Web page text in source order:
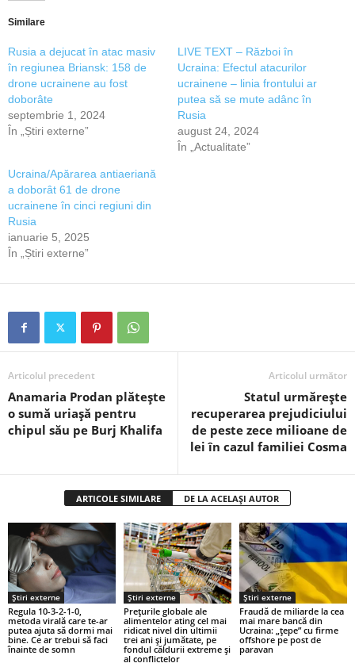
Similare
Rusia a dejucat în atac masiv
în regiunea Briansk: 158 de
drone ucrainene au fost
doborâte
septembrie 1, 2024
În „Știri externe”
LIVE TEXT – Război în
Ucraina: Efectul atacurilor
ucrainene – linia frontului ar
putea să se mute adânc în
Rusia
august 24, 2024
În „Actualitate”
Ucraina/Apărarea antiaeriană
a doborât 61 de drone
ucrainene în cinci regiuni din
Rusia
ianuarie 5, 2025
În „Știri externe”
Articolul precedent
Anamaria Prodan plătește
o sumă uriașă pentru
chipul său pe Burj Khalifa
Articolul următor
Statul urmărește
recuperarea prejudiciului
de peste zece milioane de
lei în cazul familiei Cosma
ARTICOLE SIMILARE DE LA ACELAȘI AUTOR
Știri externe
Regula 10-3-2-1-0,
metoda virală care te-ar
putea ajuta să dormi mai
bine. Ce ar trebui să faci
înainte de somn
Știri externe
Prețurile globale ale
alimentelor ating cel mai
ridicat nivel din ultimii
trei ani și jumătate, pe
fondul căldurii extreme și
al conflictelor
Știri externe
Fraudă de miliarde la cea
mai mare bancă din
Ucraina: „țepe” cu firme
offshore pe post de
paravan